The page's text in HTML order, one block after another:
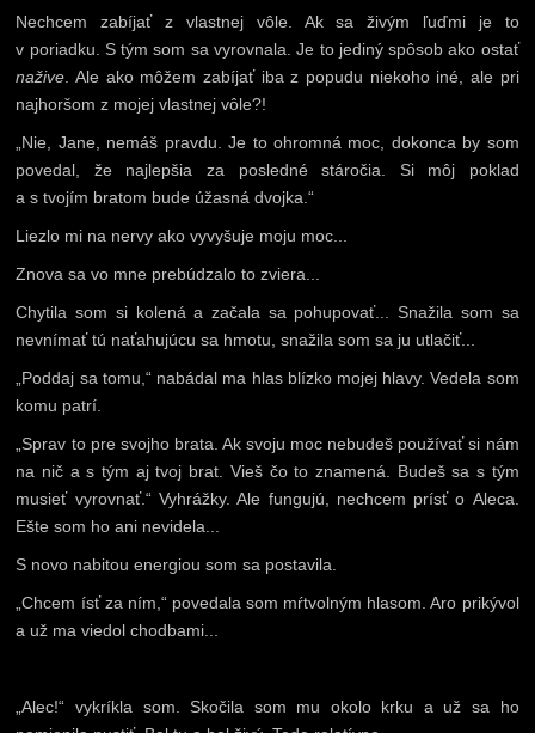
Nechcem zabíjať z vlastnej vôle. Ak sa živým ľuďmi je to
v poriadku. S tým som sa vyrovnala. Je to jediný spôsob ako ostať
nažive . Ale ako môžem zabíjať iba z popudu niekoho iné, ale pri
najhoršom z mojej vlastnej vôle?!
„Nie, Jane, nemáš pravdu. Je to ohromná moc, dokonca by som
povedal, že najlepšia za posledné stáročia. Si môj poklad
a s tvojím bratom bude úžasná dvojka.“
Liezlo mi na nervy ako vyvyšuje moju moc...
Znova sa vo mne prebúdzalo to zviera...
Chytila som si kolená a začala sa pohupovať... Snažila som sa
nevnímať tú naťahujúcu sa hmotu, snažila som sa ju utlačiť...
„Poddaj sa tomu,“ nabádal ma hlas blízko mojej hlavy. Vedela som
komu patrí.
„Sprav to pre svojho brata. Ak svoju moc nebudeš používať si nám
na nič a s tým aj tvoj brat. Vieš čo to znamená. Budeš sa s tým
musieť vyrovnať.“ Vyhrážky. Ale fungujú, nechcem prísť o Aleca.
Ešte som ho ani nevidela...
S novo nabitou energiou som sa postavila.
„Chcem ísť za ním,“ povedala som mŕtvolným hlasom. Aro prikývol
a už ma viedol chodbami...
„Alec!“ vykríkla som. Skočila som mu okolo krku a už sa ho